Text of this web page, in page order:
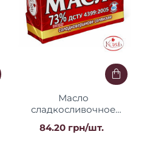
Масло
сладкосливочное
крестьянское 73% жира
ДСТУ 180 г. / 20 шт ТМ
84.20 грн/шт.